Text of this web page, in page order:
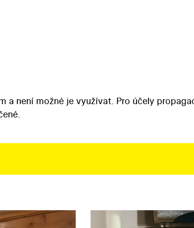
a není možné je využívat. Pro účely